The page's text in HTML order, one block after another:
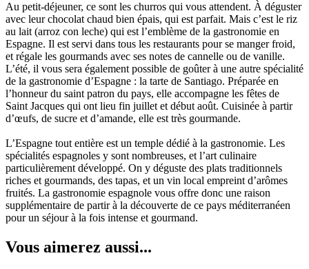
Au petit-déjeuner, ce sont les churros qui vous attendent. À déguster
avec leur chocolat chaud bien épais, qui est parfait. Mais c’est le riz
au lait (arroz con leche) qui est l’emblème de la gastronomie en
Espagne. Il est servi dans tous les restaurants pour se manger froid,
et régale les gourmands avec ses notes de cannelle ou de vanille.
L’été, il vous sera également possible de goûter à une autre spécialité
de la gastronomie d’Espagne : la tarte de Santiago. Préparée en
l’honneur du saint patron du pays, elle accompagne les fêtes de
Saint Jacques qui ont lieu fin juillet et début août. Cuisinée à partir
d’œufs, de sucre et d’amande, elle est très gourmande.
L’Espagne tout entière est un temple dédié à la gastronomie. Les
spécialités espagnoles y sont nombreuses, et l’art culinaire
particulièrement développé. On y déguste des plats traditionnels
riches et gourmands, des tapas, et un vin local empreint d’arômes
fruités. La gastronomie espagnole vous offre donc une raison
supplémentaire de partir à la découverte de ce pays méditerranéen
pour un séjour à la fois intense et gourmand.
Vous aimerez aussi...